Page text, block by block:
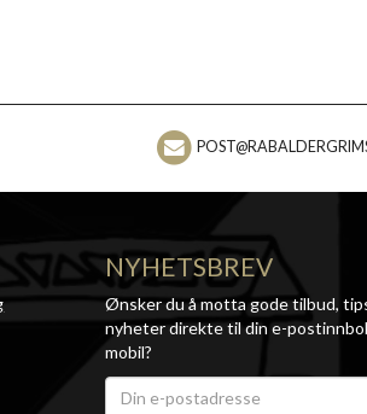
NYHETSBREV
Ønsker du å motta gode tilbud,
nyheter direkte til din e-
mobil?